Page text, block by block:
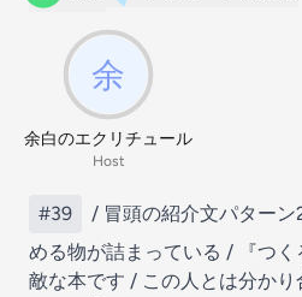
余白のエクリチュール
Host
#39
/ 冒頭の紹介文パター
める物が詰まっている / 『つ
敵な本です / この人とは分か